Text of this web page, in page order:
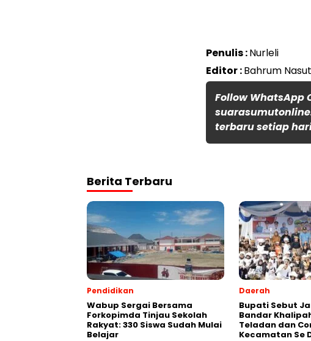
Penulis :Nurleli
Editor :Bahrum
Follow WhatsApp
terbaru setiap
Berita Terbaru
Pendidikan
Wabup Sergai Bersama
Forkopimda Tinjau Sekolah
Rakyat: 330 Siswa Sudah Mulai
Belajar
Daerah
Bupati Sebut
Bandar
Teladan dan
Kecamatan Se